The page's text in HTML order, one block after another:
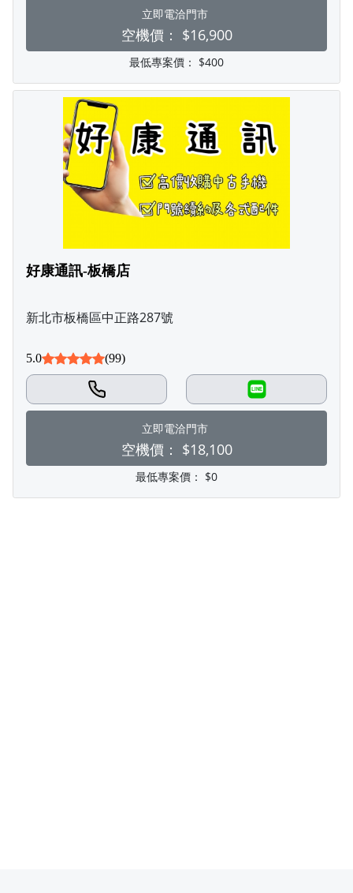
立即電洽門市
空機價： $16,900
最低專案價： $400
好康通訊-板橋店
新北市板橋區中正路287號
5.0 (99)
LINE
立即電洽門市
空機價： $18,100
最低專案價： $0